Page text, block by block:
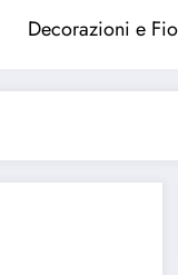
Decorazioni e